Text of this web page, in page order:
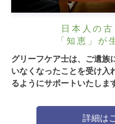
日本人の
「知恵」が
グリーフケア士は、ご遺族
いなくなったことを受け入
るようにサポートいたしま
詳細は